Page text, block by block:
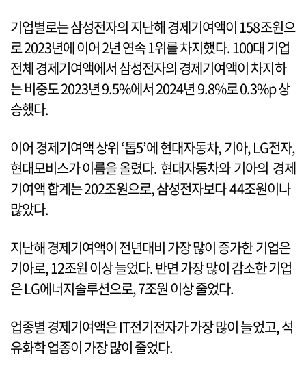
기업별로는 삼성전자의 지난해 경제기여액이 158조원으
로 2023년에 이어 2년 연속 1위를 차지했다. 100대 기업
전체 경제기여액에서 삼성전자의 경제기여액이 차지하
는 비중도 2023년 9.5%에서 2024년 9.8%로 0.3%p 상
승했다.
이어 경제기여액 상위 ‘톱5’에 현대자동차, 기아, LG전자,
현대모비스가 이름을 올렸다. 현대자동차와 기아의 경제
기여액 합계는 202조원으로, 삼성전자보다 44조원이나
많았다.
지난해 경제기여액이 전년대비 가장 많이 증가한 기업은
기아로, 12조원 이상 늘었다. 반면 가장 많이 감소한 기업
은 LG에너지솔루션으로, 7조원 이상 줄었다.
업종별 경제기여액은 IT전기전자가 가장 많이 늘었고, 석
유화학 업종이 가장 많이 줄었다.